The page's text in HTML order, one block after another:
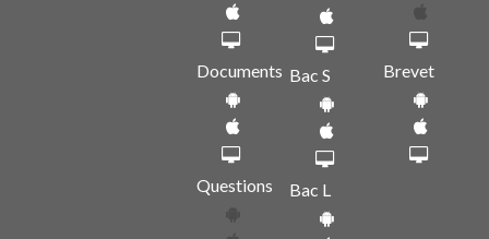
Documents
Questions
Bac S
Bac L
Brevet